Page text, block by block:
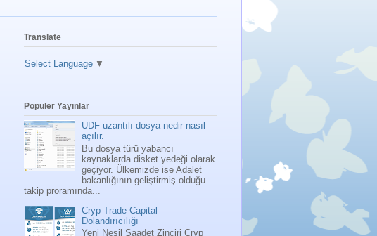
Translate
Select Language ▼
Popüler Yayınlar
UDF uzantılı dosya nedir nasıl
açılır.
Bu dosya türü yabancı
kaynaklarda disket yedeği olarak
geçiyor. Ülkemizde ise Adalet
bakanlığının geliştirmiş olduğu
takip proramında...
Cryp Trade Capital
Dolandırıcılığı
Yeni Nesil Saadet Zinciri Cryp